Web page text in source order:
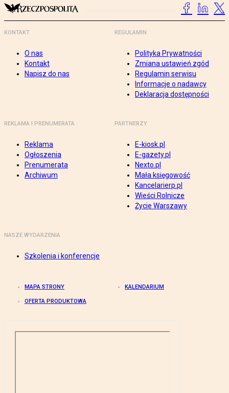
KONTAKT
O nas
Kontakt
Napisz do nas
REGULAMIN
Polityka Prywatności
Zmiana ustawień zgód
Regulamin serwisu
Informacje o nadawcy
Deklaracja dostępności
REKLAMA I PRENUMERATA
Reklama
Ogłoszenia
Prenumerata
Archiwum
PARTNERZY
E-kiosk.pl
E-gazety.pl
Nexto.pl
Mała księgowość
Kancelarierp.pl
Wieści Rolnicze
Życie Warszawy
NASZE WYDARZENIA
Szkolenia i konferencje
MAPA STRONY KALENDARIUM
OFERTA PRODUKTOWA